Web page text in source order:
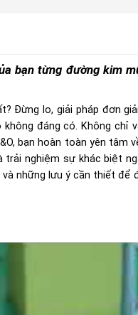
bạn từng đường kim
lo, giải pháp đơn
đáng có. Không chỉ
bạn hoàn toàn yên
nghiệm sự khác biệt
những lưu ý cần thiết